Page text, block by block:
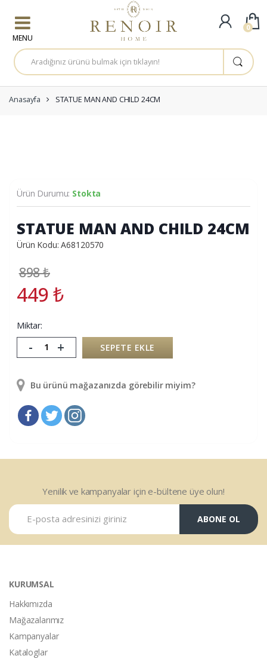
A
r
a
a
:
Anasayfa STATUE MAN AND CHILD 24CM
Ürün Durumu: Stokta
STATUE MAN AND CHILD 24CM
Ürün Kodu: A68120570
898₺
449₺
Miktar:
- + SEPETE EKLE
Bu ürünü mağazanızda görebilir miyim?
Yenilik ve kampanyalar için e-bültene üye olun!
ABONE OL
KURUMSAL
Hakkımızda
Mağazalarımız
Kampanyalar
Kataloglar
0